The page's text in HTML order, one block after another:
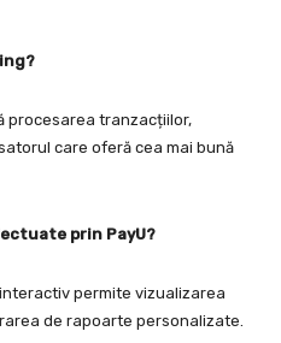
procesarea tranzacțiilor,
care oferă cea mai bună
prin PayU?
permite vizualizarea
de rapoarte personalizate.